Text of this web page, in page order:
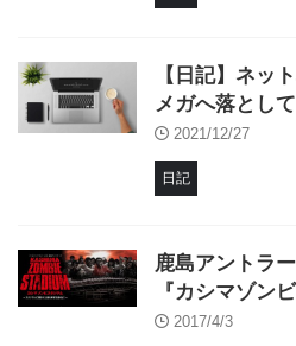
【日記】ネッ
メガへ落とし
2021/12/27
日記
鹿島アントラ
『カシマゾン
2017/4/3